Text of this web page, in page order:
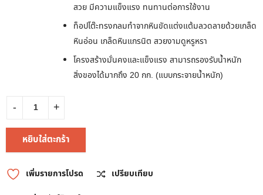
สวย มีความแข็งแรง ทนทานต่อการใช้งาน
ท็อปโต๊ะทรงกลมทำจากหินขัดแต่งแต้มลวดลายด้วยเกล็ด
หินอ่อน เกล็ดหินแกรนิต สวยงามดูหรูหรา
โครงสร้างมั่นคงและแข็งแรง สามารถรองรับน้ำหนัก
สิ่งของได้มากถึง 20 กก. (แบบกระจายน้ำหนัก)
หยิบใส่ตะกร้า
เพิ่มรายการโปรด
เปรียบเทียบ